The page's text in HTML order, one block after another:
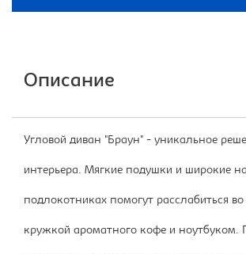
Описание
Угловой диван "Браун" - уникальное
интерьера. Мягкие подушки и широкие
подлокотниках помогут расслабиться
кружкой ароматного кофе и